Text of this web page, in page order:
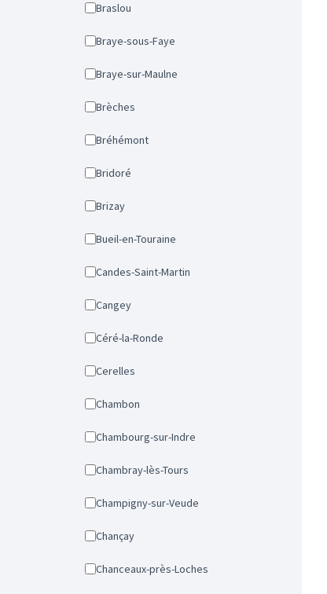
Braslou
Braye-sous-Faye
Braye-sur-Maulne
Brèches
Bréhémont
Bridoré
Brizay
Bueil-en-Touraine
Candes-Saint-Martin
Cangey
Céré-la-Ronde
Cerelles
Chambon
Chambourg-sur-Indre
Chambray-lès-Tours
Champigny-sur-Veude
Chançay
Chanceaux-près-Loches